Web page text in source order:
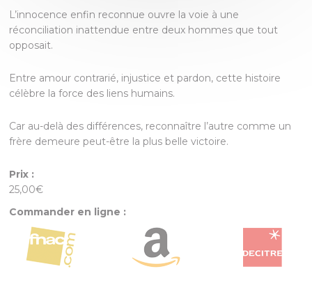
L’innocence enfin reconnue ouvre la voie à une
réconciliation inattendue entre deux hommes que tout
opposait.
Entre amour contrarié, injustice et pardon, cette histoire
célèbre la force des liens humains.
Car au-delà des différences, reconnaître l’autre comme un
frère demeure peut-être la plus belle victoire.
Prix :
25,00€
Commander en ligne :